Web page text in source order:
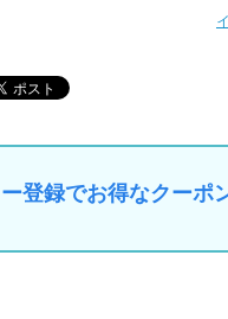
登録でお得なクーポ